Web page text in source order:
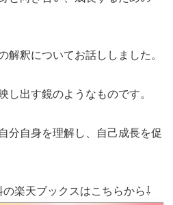
解釈についてお話ししました。
し出す鏡のようなものです。
分自身を理解し、自己成長を促
楽天ブックスはこちらから⇩